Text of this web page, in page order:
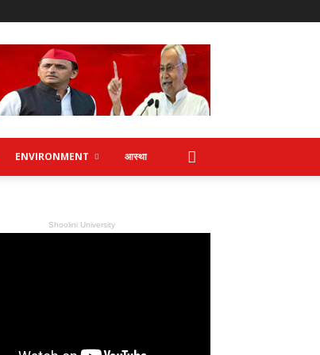
ENVIRONMENT आस्था
Shoolini University